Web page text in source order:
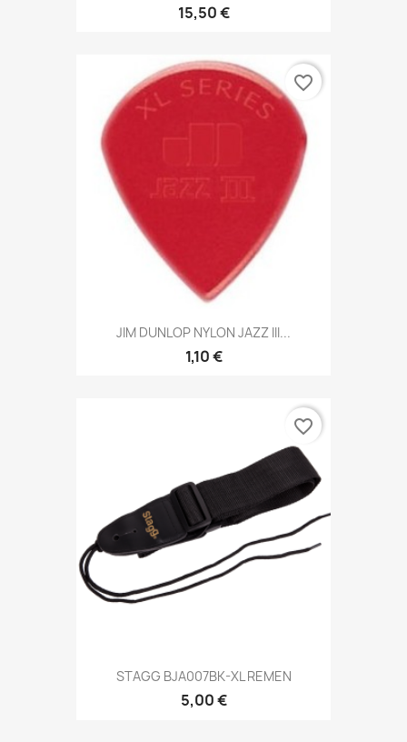
15,50 €
JIM DUNLOP NYLON JAZZ III...
1,10 €
favorite_border
STAGG BJA007BK-XL REMEN
5,00 €
favorite_border